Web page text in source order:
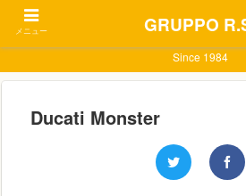
Since 1984
Ducati Monster
メニュー GRUPPO